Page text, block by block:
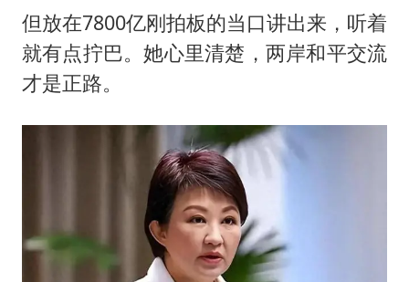
但放在7800亿刚拍板的当口讲出来，听着
就有点拧巴。她心里清楚，两岸和平交流
才是正路。